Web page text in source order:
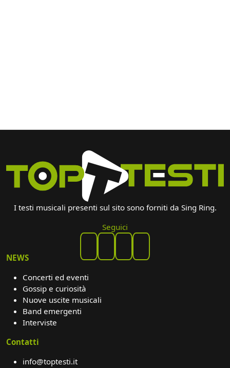
I testi musicali presenti sul sito sono forniti da Sing Ring.
Seguici
NEWS
Concerti ed eventi
Gossip e curiosità
Nuove uscite musicali
Band emergenti
Interviste
Contatti
info@toptesti.it